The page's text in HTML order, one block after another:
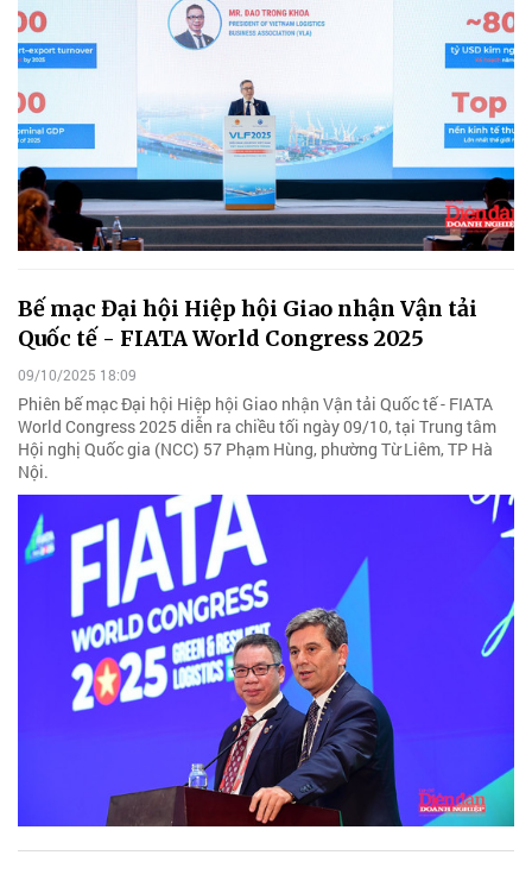
Bế mạc Đại hội Hiệp hội Giao nhận Vận tải
Quốc tế - FIATA World Congress 2025
09/10/2025 18:09
Phiên bế mạc Đại hội Hiệp hội Giao nhận Vận tải Quốc tế - FIATA
World Congress 2025 diễn ra chiều tối ngày 09/10, tại Trung tâm
Hội nghị Quốc gia (NCC) 57 Phạm Hùng, phường Từ Liêm, TP Hà
Nội.